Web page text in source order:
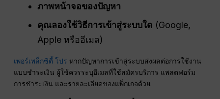
ภาพหน้าจอของปัญหา
คุณลองใช้วิธีการเข้าสู่ระบบใด (Google,
Apple หรืออีเมล)
เพอร์เพล็กซิตี้ โปร หากปัญหาการเข้าสู่ระบบส่งผลต่อการใช้งาน
แบบชำระเงิน ผู้ใช้ควรระบุอีเมลที่ใช้สมัครบริการ แพลตฟอร์ม
การชำระเงิน และรายละเอียดของแพ็กเกจด้วย.